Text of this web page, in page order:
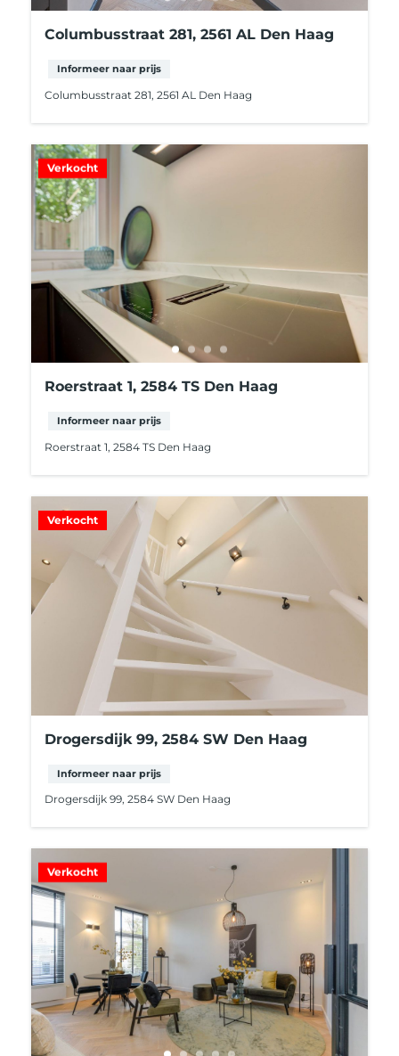
Columbusstraat 281, 2561 AL Den Haag
Informeer naar prijs
Columbusstraat 281, 2561 AL Den Haag
Verkocht
Roerstraat 1, 2584 TS Den Haag
Informeer naar prijs
Roerstraat 1, 2584 TS Den Haag
Verkocht
Drogersdijk 99, 2584 SW Den Haag
Informeer naar prijs
Drogersdijk 99, 2584 SW Den Haag
Verkocht